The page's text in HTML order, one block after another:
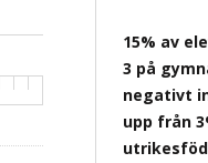
15% av
3 på
negativt
upp från